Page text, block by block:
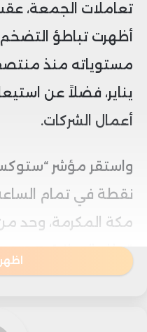
تعاملات الجمعة،
أظهرت تباطؤ التضخم
يناير، فضلاً عن
أعمال الشركات.
مكة المكرمة، وحد
قطاع المرافق 0.7%.
نقطة، في حين ارتفع